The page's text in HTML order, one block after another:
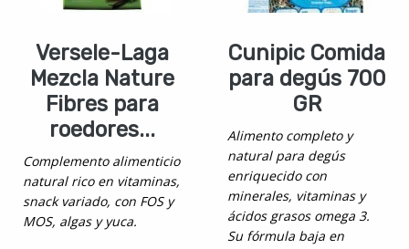
Versele-Laga
Mezcla Nature
Fibres para
roedores...
Complemento alimenticio
natural rico en vitaminas,
snack variado, con FOS y
MOS, algas y yuca.
Cunipic Comida
para degús 700
GR
Alimento completo y
natural para degús
enriquecido con
minerales, vitaminas y
ácidos grasos omega 3.
Su fórmula baja en